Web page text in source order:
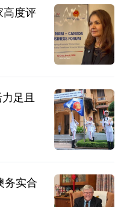
高度评
足且
务实合